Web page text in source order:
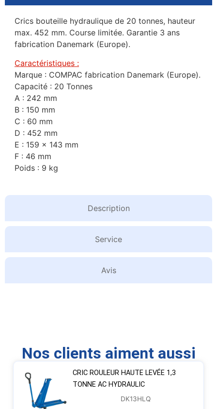
Description
Service
Avis
Crics bouteille hydraulique de 20 tonnes, hauteur
max. 452 mm. Course limitée. Garantie 3 ans
fabrication Danemark (Europe).
Caractéristiques :
Marque : COMPAC fabrication Danemark (Europe).
Capacité : 20 Tonnes
A : 242 mm
B : 150 mm
C : 60 mm
D : 452 mm
E : 159 x 143 mm
F : 46 mm
Poids : 9 kg
Nos clients aiment aussi
CRIC ROULEUR HAUTE LEVÉE 1,3
TONNE AC HYDRAULIC
DK13HLQ